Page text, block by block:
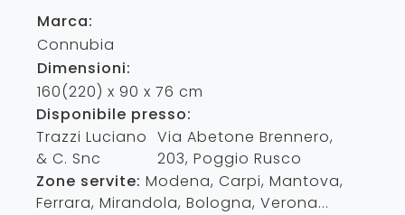
Marca:
Connubia
Dimensioni:
160(220) x 90 x 76 cm
Disponibile presso:
Trazzi Luciano
& C. Snc
Via Abetone Brennero,
203, Poggio Rusco
Zone servite: Modena, Carpi, Mantova,
Ferrara, Mirandola, Bologna, Verona...